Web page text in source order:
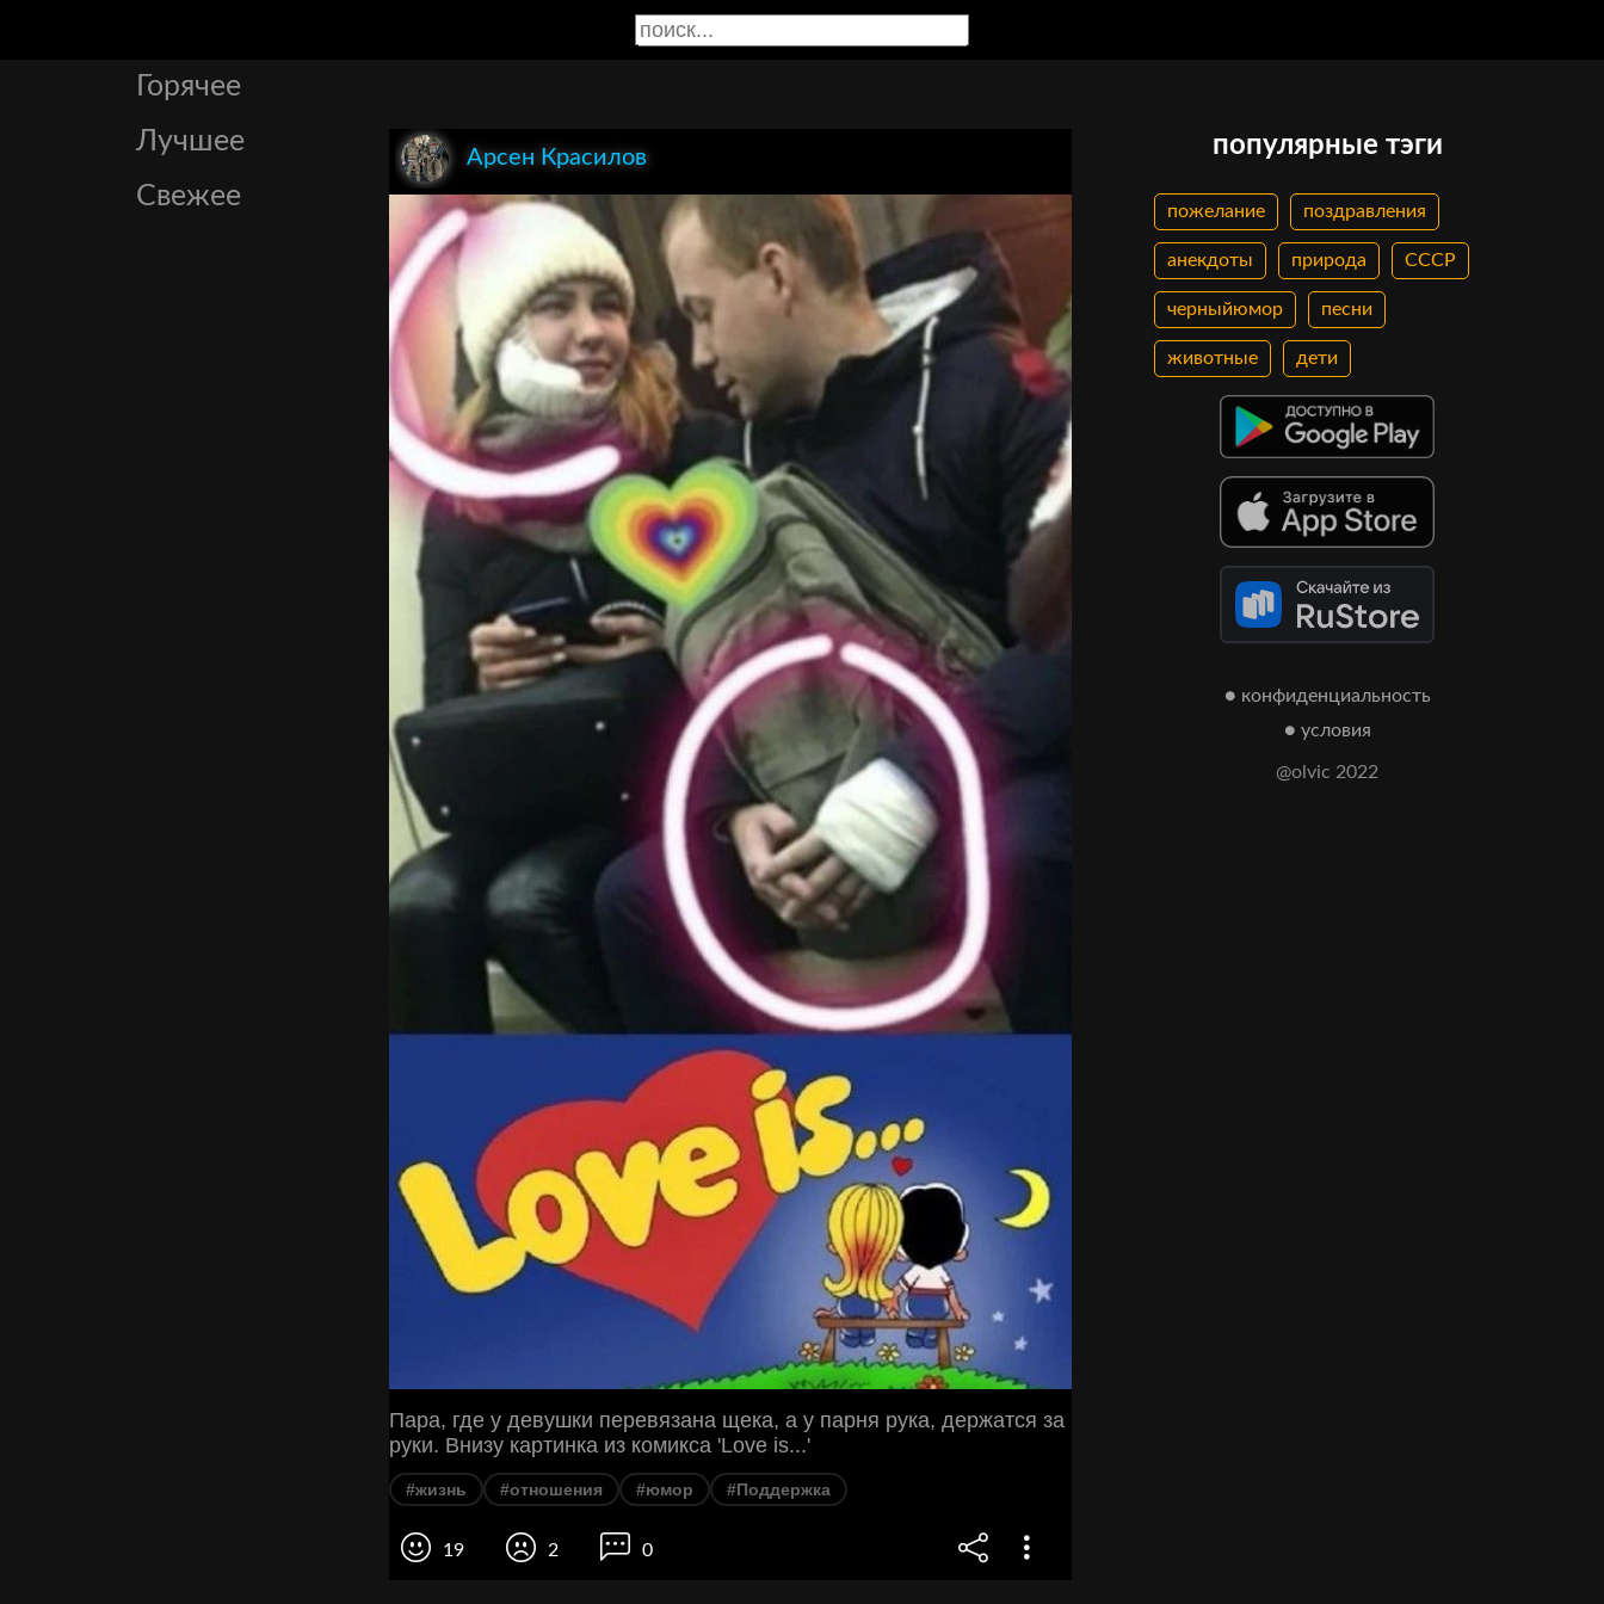
Горячее
Лучшее
Свежее
Арсен Красилов
Пара, где у девушки перевязана щека, а у парня рука, держатся за
руки. Внизу картинка из комикса 'Love is...'
#жизнь #отношения #юмор #Поддержка
19 2 0
популярные тэги
пожелание поздравления
анекдоты природа СССР
черныйюмор песни
животные дети
● конфиденциальность
● условия
@olvic 2022